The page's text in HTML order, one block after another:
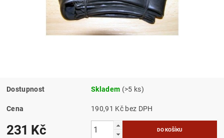
Dostupnost Skladem (>5 ks)
Cena 190,91 Kč bez DPH
231 Kč